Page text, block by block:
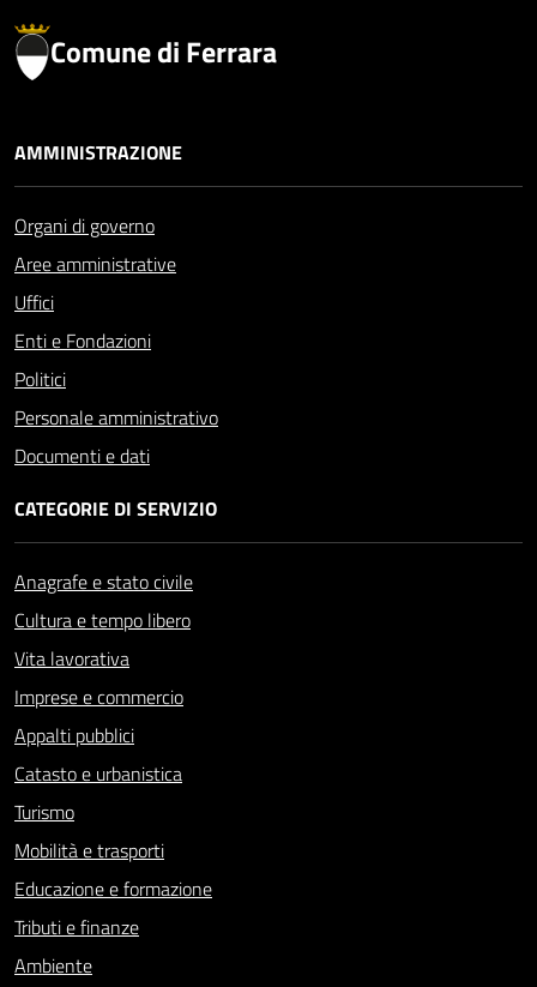
Comune di Ferrara
AMMINISTRAZIONE
Organi di governo
Aree amministrative
Uffici
Enti e Fondazioni
Politici
Personale amministrativo
Documenti e dati
CATEGORIE DI SERVIZIO
Anagrafe e stato civile
Cultura e tempo libero
Vita lavorativa
Imprese e commercio
Appalti pubblici
Catasto e urbanistica
Turismo
Mobilità e trasporti
Educazione e formazione
Tributi e finanze
Ambiente